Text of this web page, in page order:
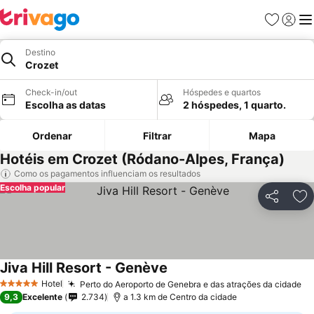
Favoritos
Iniciar
Destino
Crozet
Check-in/out
Escolha as datas
Hóspedes e quartos
2 hóspedes, 1 quarto.
Ordenar Filtrar Mapa
Hotéis em Crozet (Ródano-Alpes, França)
Como os pagamentos influenciam os resultados
Partilhar
Escolha popular
5 Estrelas Hotel Perto do Aeroporto de Genebra e das atrações da cidade
Jiva Hill Resort - Genève
9,3 Excelente 2.734 a 1.3 km de Centro da cidade